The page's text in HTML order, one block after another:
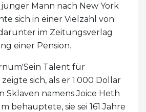
Mann nach New York
sich in einer Vielzahl von
im Zeitungsverlag
einer Pension.
Talent für
sich, als er 1.000 Dollar
Sklaven namens Joice Heth
behauptete, sie sei 161 Jahre